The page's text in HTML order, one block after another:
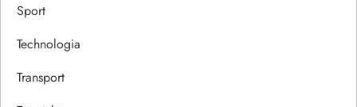
Sport
Technologia
Transport